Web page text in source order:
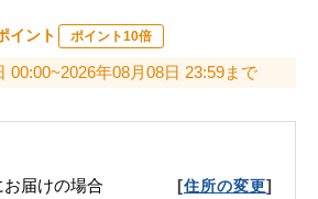
イント ポイント10倍
00:00~2026年08月08日 23:59まで
お届けの場合 [住所の変更]